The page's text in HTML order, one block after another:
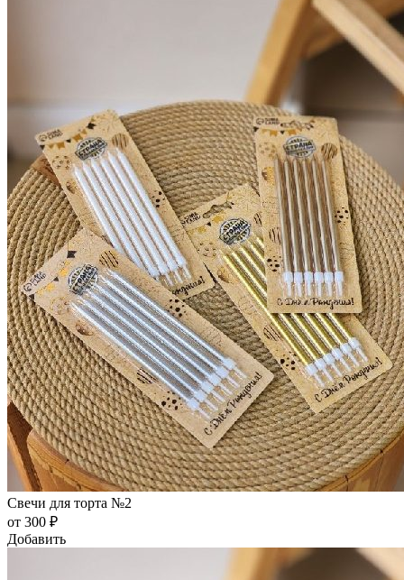
Свечи для торта №2
от 300 ₽
Добавить